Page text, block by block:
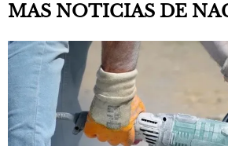
MAS NOTICIAS DE